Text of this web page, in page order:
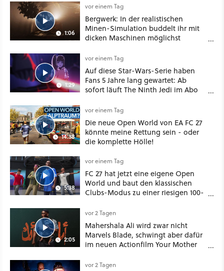
1:06
vor einem Tag
Bergwerk: In der realistischen
Minen-Simulation buddelt ihr mit
dicken Maschinen möglichst
1:29
vor einem Tag
Auf diese Star-Wars-Serie haben
Fans 5 Jahre lang gewartet: Ab
sofort läuft The Ninth Jedi im Abo
14:38
vor einem Tag
Die neue Open World von EA FC 27
könnte meine Rettung sein - oder
die komplette Hölle!
5:38
vor einem Tag
FC 27 hat jetzt eine eigene Open
World und baut den klassischen
Clubs-Modus zu einer riesigen 100-
2:05
vor 2 Tagen
Mahershala Ali wird zwar nicht
Marvels Blade, schwingt aber dafür
im neuen Actionfilm Your Mother
Schwert
vor 2 Tagen